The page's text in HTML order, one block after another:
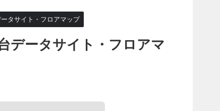
ータサイト・フロアマップ
データサイト・フロアマ